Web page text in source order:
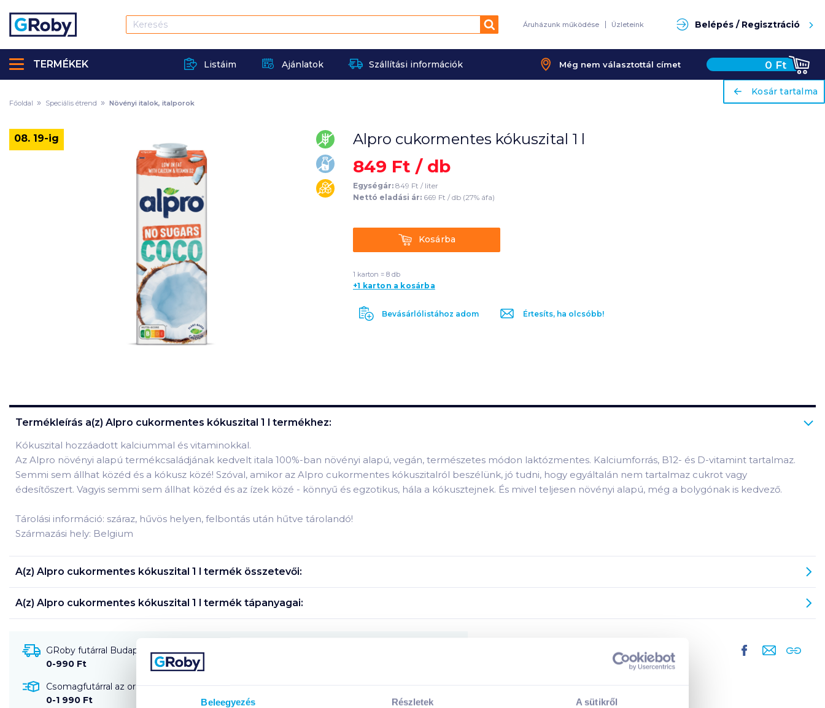
Beleegyezés Részletek A sütikről
Keresés Áruházunk működése Üzleteink Belépés / Regisztráció
Listáim Ajánlatok Szállítási információk Még nem választottál címet 0 Ft
TERMÉKEK
ariaLabel
Kosár tartalma
Főoldal Speciális étrend Növényi italok, italporok
08. 19-ig gluténmentes
laktózmentes
cukormentes
Alpro cukormentes kókuszital 1 l
849 Ft / db
Egységár: 849 Ft / liter
Nettó eladási ár: 669 Ft / db (27% áfa)
KosárbaKosárba
1 karton = 8 db
+1 karton a kosárba
Bevásárlólistához adom Értesíts, ha olcsóbb!
Termékleírás a(z) Alpro cukormentes kókuszital 1 l termékhez:
Kókuszital hozzáadott kalciummal és vitaminokkal.
Az Alpro növényi alapú termékcsaládjának kedvelt itala 100%-ban növényi alapú, vegán, természetes módon laktózmentes. Kalciumforrás, B12- és D-vitamint tartalmaz.
Semmi sem állhat közéd és a kókusz közé! Szóval, amikor az Alpro cukormentes kókuszitalról beszélünk, jó tudni, hogy egyáltalán nem tartalmaz cukrot vagy
édesítőszert. Vagyis semmi sem állhat közéd és az ízek közé - könnyű és egzotikus, hála a kókusztejnek. És mivel teljesen növényi alapú, még a bolygónak is kedvező.
Tárolási információ: száraz, hűvös helyen, felbontás után hűtve tárolandó!
Származási hely: Belgium
A(z) Alpro cukormentes kókuszital 1 l termék összetevői:
A(z) Alpro cukormentes kókuszital 1 l termék tápanyagai:
GRoby futárral Budapestre és környékére szállítható
0-990 Ft
Csomagfutárral az ország egész területére szállítható!
0-1 990 Ft